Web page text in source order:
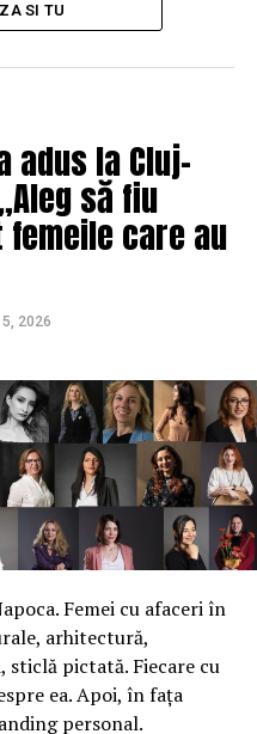
SI TU
adus la Cluj-
să fiu
care au
2026
Femei cu afaceri în
arhitectură,
pictată. Fiecare cu
ea. Apoi, în fața
personal.